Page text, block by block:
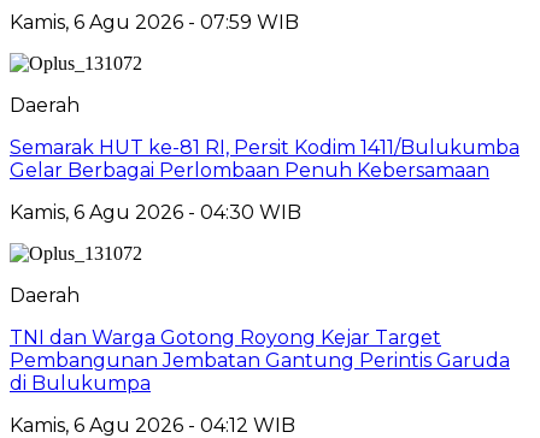
Kamis, 6 Agu 2026 - 07:59 WIB
Daerah
Semarak HUT ke-81 RI, Persit Kodim 1411/Bulukumba
Gelar Berbagai Perlombaan Penuh Kebersamaan
Kamis, 6 Agu 2026 - 04:30 WIB
Daerah
TNI dan Warga Gotong Royong Kejar Target
Pembangunan Jembatan Gantung Perintis Garuda
di Bulukumpa
Kamis, 6 Agu 2026 - 04:12 WIB